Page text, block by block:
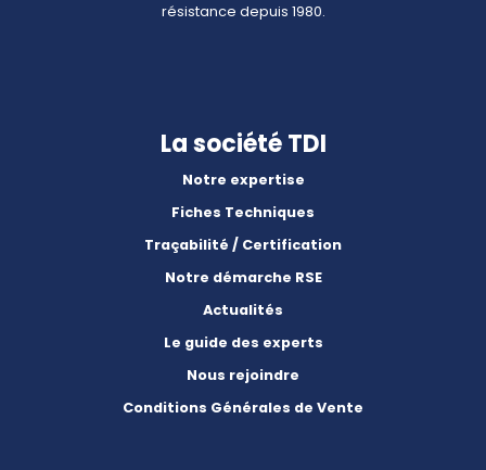
résistance depuis 1980.
La société TDI
Notre expertise
Fiches Techniques
Traçabilité / Certification
Notre démarche RSE
Actualités
Le guide des experts
Nous rejoindre
Conditions Générales de Vente